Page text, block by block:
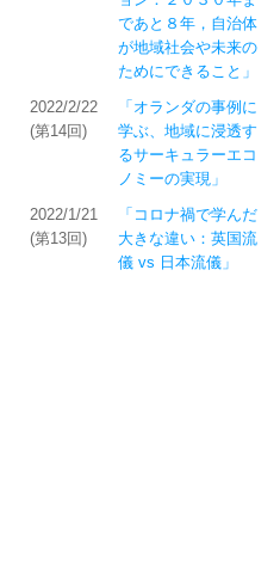
であと８年，自治体
が地域社会や未来の
ためにできること」
2022/2/22
(第14回)
「オランダの事例に
学ぶ、地域に浸透す
るサーキュラーエコ
ノミーの実現」
2022/1/21
(第13回)
「コロナ禍で学んだ
大きな違い：英国流
儀 vs 日本流儀」